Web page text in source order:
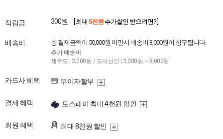
적립금 300원 [ 최대 5천원 추가할인 받으려면? ]
배송비 총 결제금액이 50,000원 미만시 배송비 3,000원이 청구됩니다.
추가 배송비
제주도 | 3,000원 / 도서산간 | 3,000원 ~ 8,000원
카드사 혜택 무이자할부
결제 혜택 토스페이 최대 4천원 할인
회원 혜택 최대 8천원 할인